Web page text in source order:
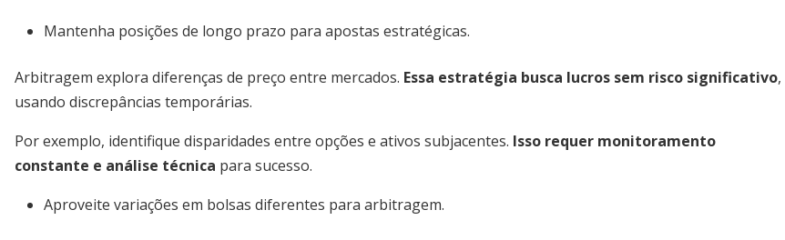
Mantenha posições de longo prazo para apostas estratégicas.
Arbitragem explora diferenças de preço entre mercados. Essa estratégia busca lucros sem risco significativo,
usando discrepâncias temporárias.
Por exemplo, identifique disparidades entre opções e ativos subjacentes. Isso requer monitoramento
constante e análise técnica para sucesso.
Aproveite variações em bolsas diferentes para arbitragem.